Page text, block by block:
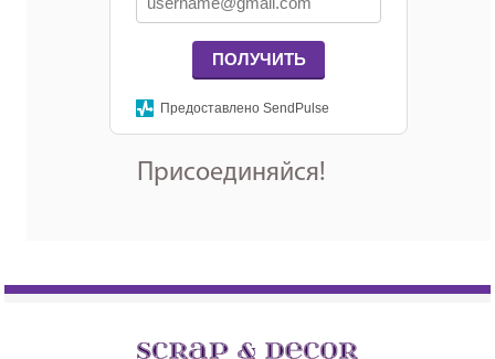
ПОЛУЧИТЬ
Предоставлено SendPulse
Присоединяйся!